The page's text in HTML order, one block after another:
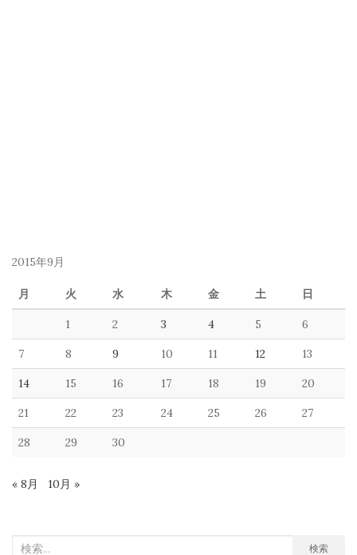
2015年9月
月 火 水 木 金 土 日
1 2 3 4 5 6
7 8 9 10 11 12 13
14 15 16 17 18 19 20
21 22 23 24 25 26 27
28 29 30
« 8月 10月 »
検
検索